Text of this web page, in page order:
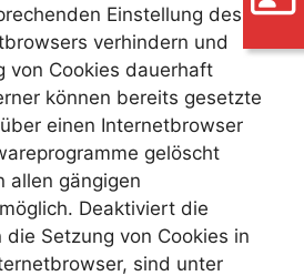
Einstellung des
verhindern und
von Cookies dauerhaft
können bereits gesetzte
einen Internetbrowser
gelöscht
allen gängigen
Deaktiviert die
Setzung von Cookies in
sind unter